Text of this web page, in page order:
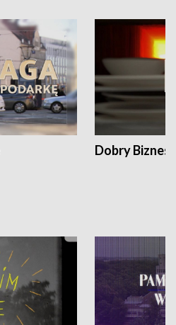
Dobry Biznes